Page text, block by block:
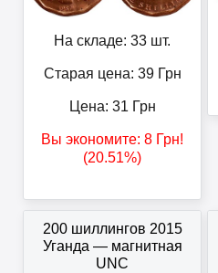
На складе: 33 шт.
Старая цена: 39Грн
Цена: 31 Грн
Вы экономите: 8 Грн!
(20.51%)
200 шиллингов 2015
Уганда — магнитная
UNC